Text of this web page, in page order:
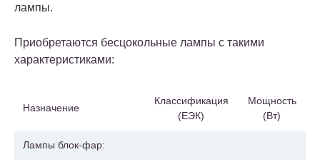
лампы.
Приобретаются бесцокольные лампы с такими
характеристиками:
Назначение
Классификация
(ЕЭК)
Мощность
(Вт)
Лампы блок-фар: